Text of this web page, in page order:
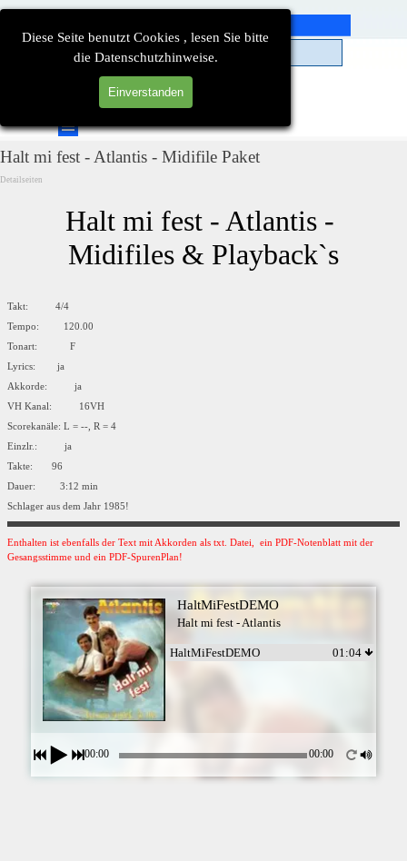
Diese Seite benutzt Cookies , lesen Sie bitte
die Datenschutzhinweise.
Einverstanden
Direkt zum Seiteninhalt
Menü überspringen
Halt mi fest - Atlantis - Midifile Paket
Detailseiten
Halt mi fest - Atlantis -
Midifiles & Playback`s
Takt: 4/4
Tempo: 120.00
Tonart: F
Lyrics: ja
Akkorde: ja
VH Kanal: 16VH
Scorekanäle: L = --, R = 4
Einzlr.: ja
Takte: 96
Dauer: 3:12 min
Schlager aus dem Jahr 1985!
Enthalten ist ebenfalls der Text mit Akkorden als txt. Datei, ein PDF-Notenblatt mit der
Gesangsstimme und ein PDF-SpurenPlan!
HaltMiFestDEMO
Halt mi fest - Atlantis
HaltMiFestDEMO 01:04
00:00 00:00